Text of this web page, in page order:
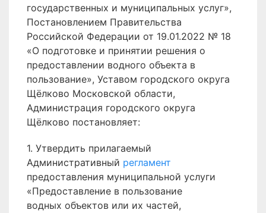
государственных и муниципальных услуг»,
Постановлением Правительства
Российской Федерации от 19.01.2022 № 18
«О подготовке и принятии решения о
предоставлении водного объекта в
пользование», Уставом городского округа
Щёлково Московской области,
Администрация городского округа
Щёлково постановляет:
1. Утвердить прилагаемый
Административный регламент
предоставления муниципальной услуги
«Предоставление в пользование
водных объектов или их частей,